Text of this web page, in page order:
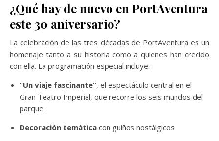
¿Qué hay de nuevo en PortAventura
este 30 aniversario?
La celebración de las tres décadas de PortAventura es un
homenaje tanto a su historia como a quienes han crecido
con ella. La programación especial incluye:
“Un viaje fascinante”, el espectáculo central en el
Gran Teatro Imperial, que recorre los seis mundos del
parque.
Decoración temática con guiños nostálgicos.